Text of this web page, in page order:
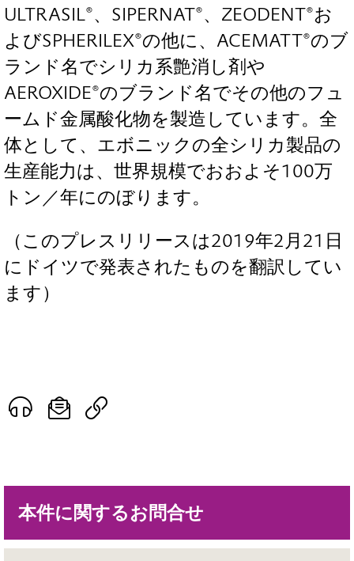
本件に関するお問合せ
ULTRASIL®、SIPERNAT®、ZEODENT®お
よびSPHERILEX®の他に、ACEMATT®のブ
ランド名でシリカ系艶消し剤や
AEROXIDE®のブランド名でその他のフュ
ームド金属酸化物を製造しています。全
体として、エボニックの全シリカ製品の
生産能力は、世界規模でおおよそ100万
トン／年にのぼります。
（このプレスリリースは2019年2月21日
にドイツで発表されたものを翻訳してい
ます）